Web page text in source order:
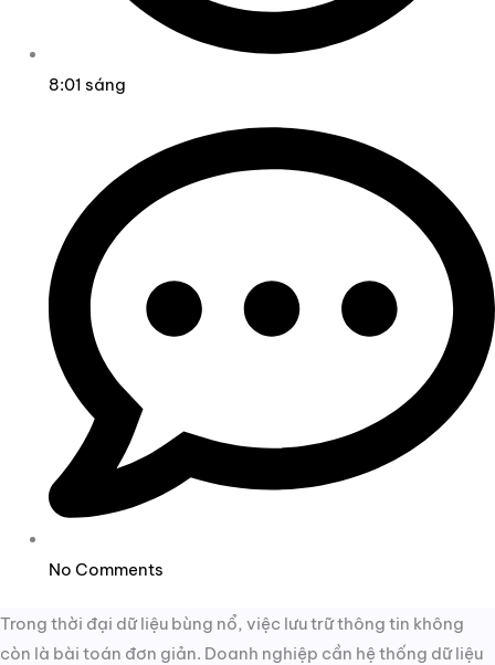
8:01 sáng
No Comments
Trong thời đại dữ liệu bùng nổ, việc lưu trữ thông tin không
còn là bài toán đơn giản. Doanh nghiệp cần hệ thống dữ liệu